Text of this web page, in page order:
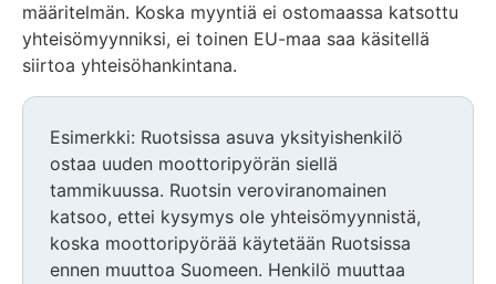
määritelmän. Koska myyntiä ei ostomaassa katsottu
yhteisömyynniksi, ei toinen EU-maa saa käsitellä
siirtoa yhteisöhankintana.
Esimerkki: Ruotsissa asuva yksityishenkilö
ostaa uuden moottoripyörän siellä
tammikuussa. Ruotsin veroviranomainen
katsoo, ettei kysymys ole yhteisömyynnistä,
koska moottoripyörää käytetään Ruotsissa
ennen muuttoa Suomeen. Henkilö muuttaa